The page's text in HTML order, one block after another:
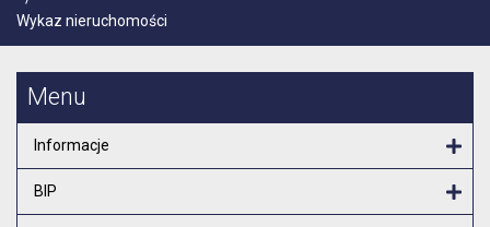
Wykaz nieruchomości
Menu
Informacje
BIP